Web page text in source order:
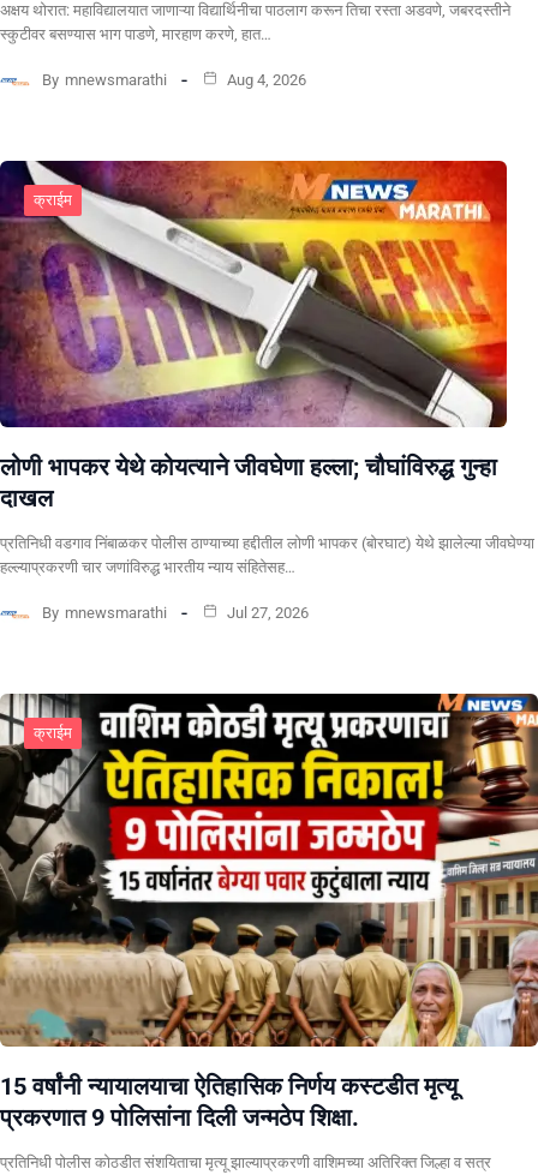
अक्षय थोरात: महाविद्यालयात जाणाऱ्या विद्यार्थिनीचा पाठलाग करून तिचा रस्ता अडवणे, जबरदस्तीने
स्कुटीवर बसण्यास भाग पाडणे, मारहाण करणे, हात…
By mnewsmarathi Aug 4, 2026
क्राईम
लोणी भापकर येथे कोयत्याने जीवघेणा हल्ला; चौघांविरुद्ध गुन्हा
दाखल
प्रतिनिधी वडगाव निंबाळकर पोलीस ठाण्याच्या हद्दीतील लोणी भापकर (बोरघाट) येथे झालेल्या जीवघेण्या
हल्ल्याप्रकरणी चार जणांविरुद्ध भारतीय न्याय संहितेसह…
By mnewsmarathi Jul 27, 2026
क्राईम
15 वर्षांनी न्यायालयाचा ऐतिहासिक निर्णय कस्टडीत मृत्यू
प्रकरणात 9 पोलिसांना दिली जन्मठेप शिक्षा.
प्रतिनिधी पोलीस कोठडीत संशयिताचा मृत्यू झाल्याप्रकरणी वाशिमच्या अतिरिक्त जिल्हा व सत्र